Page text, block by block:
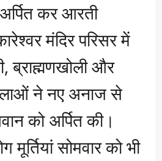
कर आरती
मंदिर परिसर में
ब्राह्मणखोली और
ने नए अनाज से
को अर्पित की।
मूर्तियां सोमवार को भी